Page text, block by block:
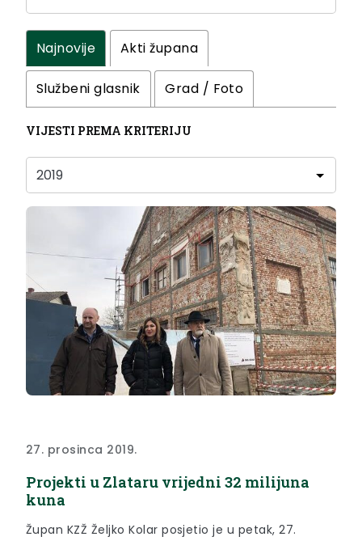
Najnovije Akti župana
Službeni glasnik Grad / Foto
VIJESTI PREMA KRITERIJU
27. prosinca 2019.
Projekti u Zlataru vrijedni 32 milijuna
kuna
Župan KZŽ Željko Kolar posjetio je u petak, 27.